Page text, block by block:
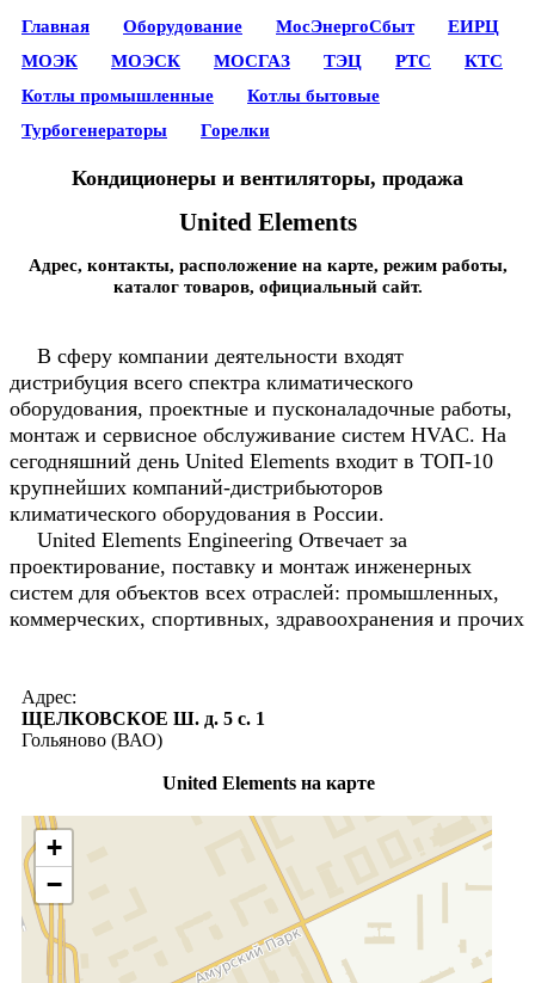
Главная Оборудование МосЭнергоСбыт
ЕИРЦ
МОЭК
МОЭСК МОСГАЗ ТЭЦ РТС
КТС
Котлы промышленные
Котлы бытовые
Турбогенераторы
Горелки
Кондиционеры и вентиляторы, продажа
United Elements
Адрес, контакты, расположение на карте, режим работы,
каталог товаров, официальный сайт.
В сферу компании деятельности входят
дистрибуция всего спектра климатического
оборудования, проектные и пусконаладочные работы,
монтаж и сервисное обслуживание систем HVAC. На
сегодняшний день United Elements входит в ТОП-10
крупнейших компаний-дистрибьюторов
климатического оборудования в России.
United Elements Engineering Отвечает за
проектирование, поставку и монтаж инженерных
систем для объектов всех отраслей: промышленных,
коммерческих, спортивных, здравоохранения и прочих
Адрес:
ЩЕЛКОВСКОЕ Ш. д. 5 с. 1
Гольяново (ВАО)
United Elements на карте
+
−